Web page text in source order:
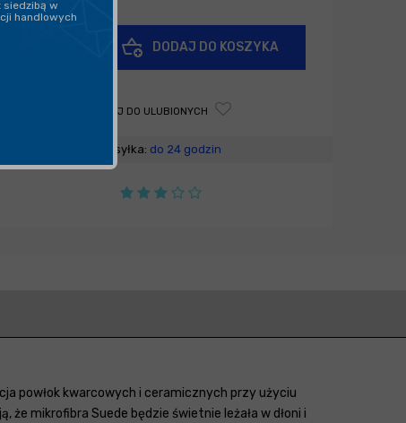
DODAJ DO KOSZYKA
DODAJ DO ULUBIONYCH
Wysyłka: do 24 godzin
powłok kwarcowych i ceramicznych przy użyciu
mikrofibra Suede będzie świetnie leżała w dłoni i
siedzibą w
handlowych